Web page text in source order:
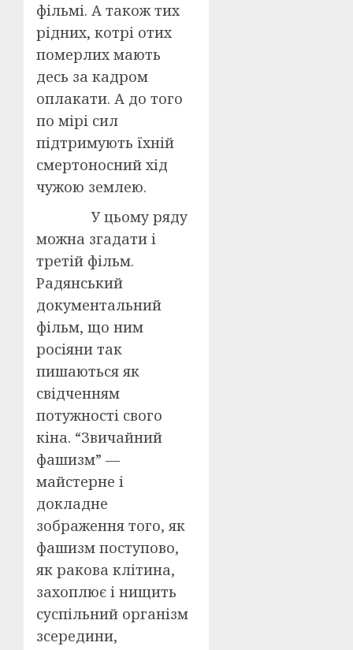
фільмі. А також тих
рідних, котрі отих
померлих мають
десь за кадром
оплакати. А до того
по мірі сил
підтримують їхній
смертоносний хід
чужою землею.
У цьому ряду
можна згадати і
третій фільм.
Радянський
документальний
фільм, що ним
росіяни так
пишаються як
свідченням
потужності свого
кіна. “Звичайний
фашизм” —
майстерне і
докладне
зображення того, як
фашизм поступово,
як ракова клітина,
захоплює і нищить
суспільний організм
зсередини,